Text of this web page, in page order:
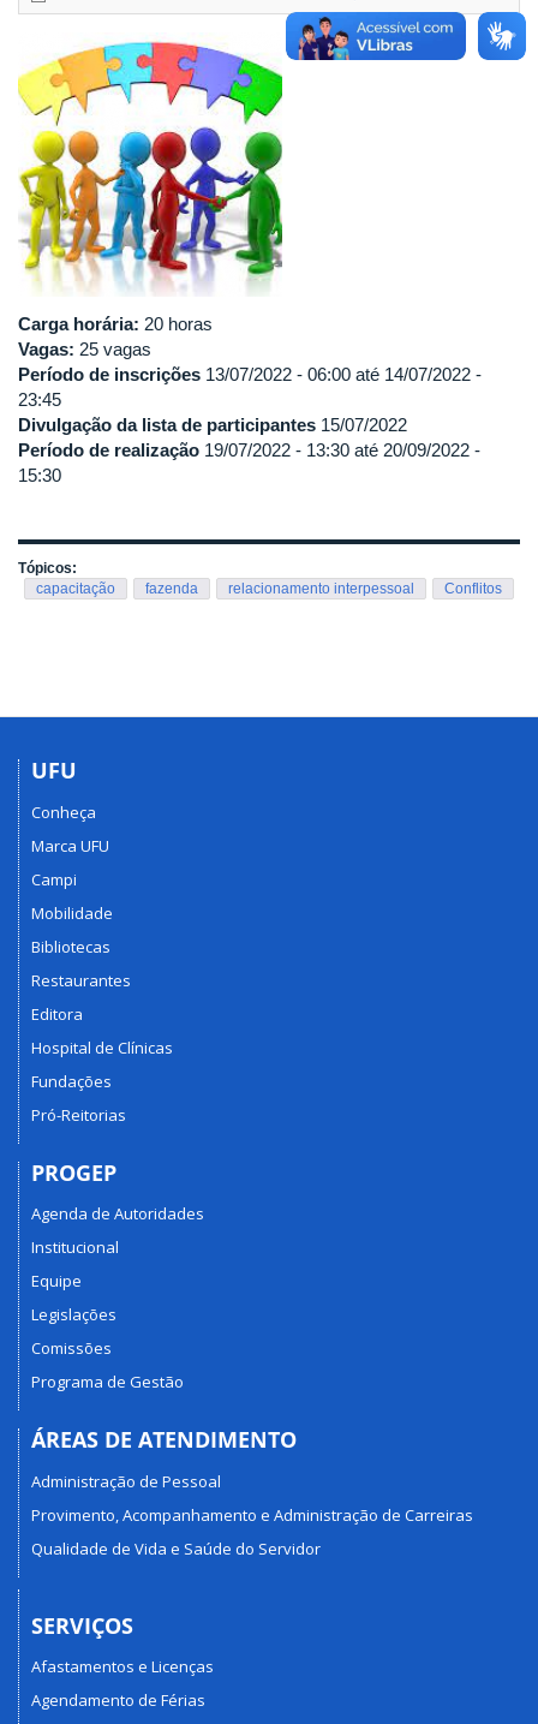
Carga horária: 20 horas
Vagas: 25 vagas
Período de inscrições 13/07/2022 - 06:00 até 14/07/2022 -
23:45
Divulgação da lista de participantes 15/07/2022
Período de realização 19/07/2022 - 13:30 até 20/09/2022 -
15:30
Tópicos:
capacitação
fazenda relacionamento interpessoal Conflitos
UFU
Conheça
Marca UFU
Campi
Mobilidade
Bibliotecas
Restaurantes
Editora
Hospital de Clínicas
Fundações
Pró-Reitorias
PROGEP
Agenda de Autoridades
Institucional
Equipe
Legislações
Comissões
Programa de Gestão
ÁREAS DE ATENDIMENTO
Administração de Pessoal
Provimento, Acompanhamento e Administração de Carreiras
Qualidade de Vida e Saúde do Servidor
SERVIÇOS
Afastamentos e Licenças
Agendamento de Férias